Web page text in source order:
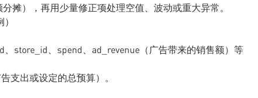
摊），再用少量修正项处理空值、波动或重大异常。
store_id、spend、ad_revenue（广告带来的销售额）等
支出或设定的总预算）。